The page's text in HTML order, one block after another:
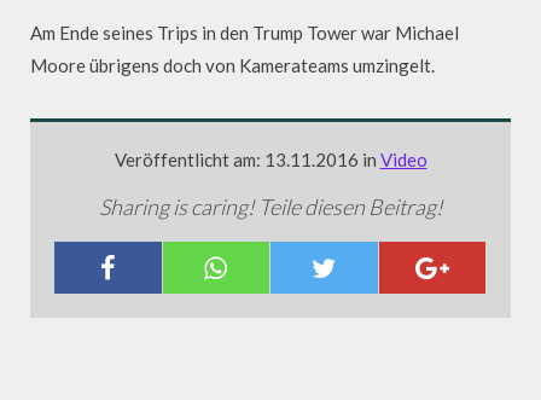
Am Ende seines Trips in den Trump Tower war Michael
Moore übrigens doch von Kamerateams umzingelt.
Veröffentlicht am: 13.11.2016 in Video
Sharing is caring! Teile diesen Beitrag!